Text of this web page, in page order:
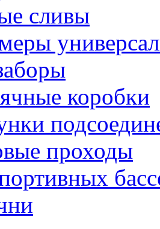
сливы
коробки
проходы